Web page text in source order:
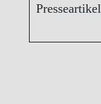
Presseartikel